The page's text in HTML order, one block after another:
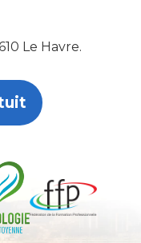
Le Havre.